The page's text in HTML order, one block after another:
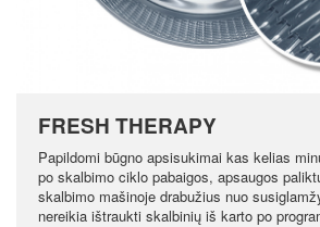
FRESH THERAPY
Papildomi būgno apsisukimai kas kelias
po skalbimo ciklo pabaigos, apsaugos
skalbimo mašinoje drabužius nuo
nereikia ištraukti skalbinių iš karto po